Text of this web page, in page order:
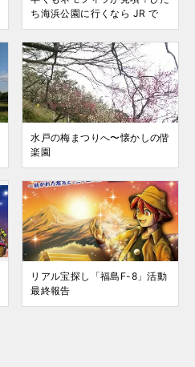
ち海浜公園に行くなら JR で
水戸の梅まつりへ〜懐かしの偕
楽園
リアル宝探し「福島F-8」活動
最終報告